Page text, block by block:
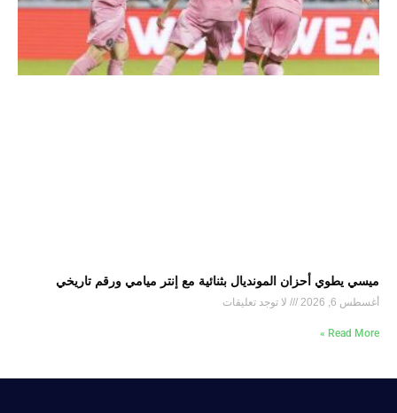
ميسي يطوي أحزان المونديال بثنائية مع إنتر ميامي ورقم تاريخي
أغسطس 6, 2026 لا توجد تعليقات
Read More »